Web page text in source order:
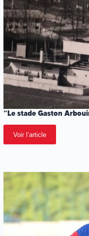
“Le stade Gaston
Voir l’article